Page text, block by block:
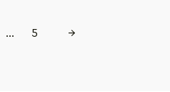
... 5 →